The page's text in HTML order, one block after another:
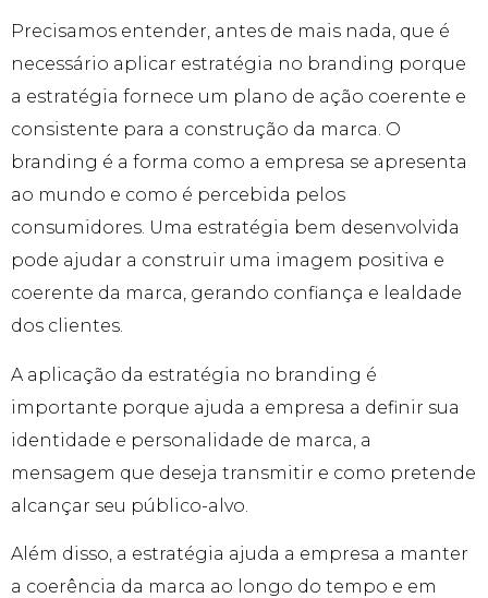
Precisamos entender, antes de mais nada, que é
necessário aplicar estratégia no branding porque
a estratégia fornece um plano de ação coerente e
consistente para a construção da marca. O
branding é a forma como a empresa se apresenta
ao mundo e como é percebida pelos
consumidores. Uma estratégia bem desenvolvida
pode ajudar a construir uma imagem positiva e
coerente da marca, gerando confiança e lealdade
dos clientes.
A aplicação da estratégia no branding é
importante porque ajuda a empresa a definir sua
identidade e personalidade de marca, a
mensagem que deseja transmitir e como pretende
alcançar seu público-alvo.
Além disso, a estratégia ajuda a empresa a manter
a coerência da marca ao longo do tempo e em